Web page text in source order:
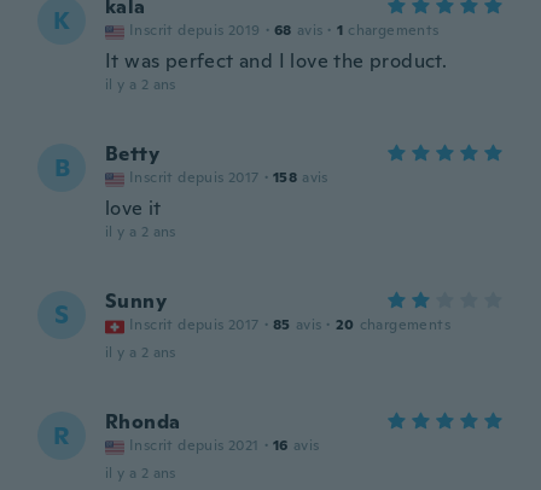
K kala
Inscrit depuis 2019 · 68 avis · 1 chargements
It was perfect and I love the product.
il y a 2 ans
B Betty
Inscrit depuis 2017 · 158 avis
love it
il y a 2 ans
S Sunny
Inscrit depuis 2017 · 85 avis · 20 chargements
il y a 2 ans
R Rhonda
Inscrit depuis 2021 · 16 avis
il y a 2 ans